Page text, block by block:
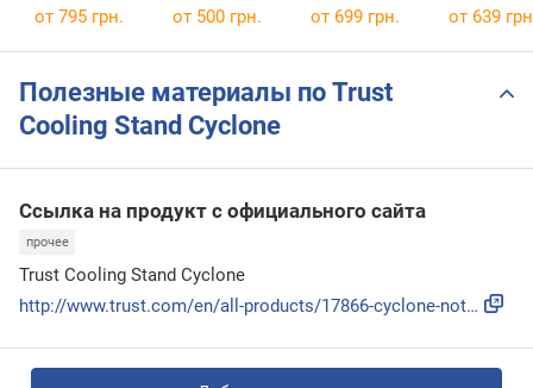
от 795 грн. от 500 грн. от 699 грн. от 639
Полезные материалы по Trust
Cooling Stand Cyclone
Ссылка на продукт с официального сайта
прочее
Trust Cooling Stand Cyclone
http://www.trust.com/en/all-products/17866-cyclone-notebook...